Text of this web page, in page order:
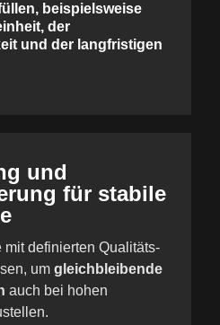
beispielsweise
der
und der langfristigen
und
für stabile
definierten Qualitäts-
um gleichbleibende
auch bei hohen